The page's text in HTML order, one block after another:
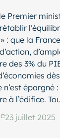
Premier
: que la
des 3% du
n’est
à l’édifice.
23 juillet 2025